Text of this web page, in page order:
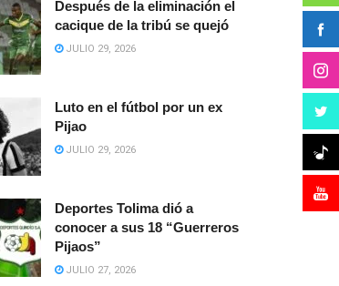
Después de la eliminación el
cacique de la tribú se quejó
JULIO 29, 2026
Luto en el fútbol por un ex
Pijao
JULIO 29, 2026
Deportes Tolima dió a
conocer a sus 18 “Guerreros
Pijaos”
JULIO 27, 2026